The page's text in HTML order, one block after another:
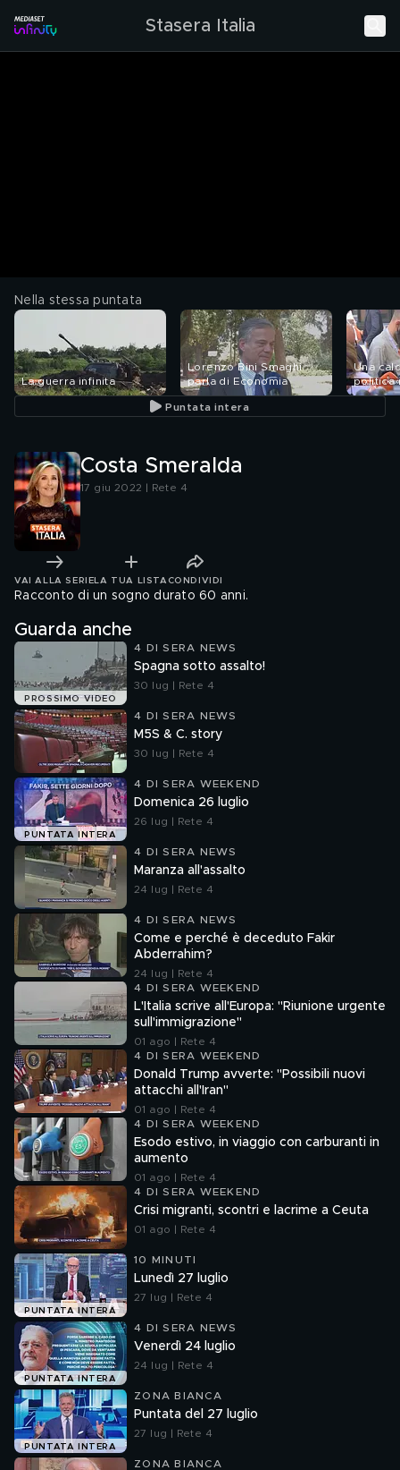
Stasera Italia
Nella stessa puntata
La guerra infinita
Lorenzo Bini Smaghi
parla di Economia
Una
politica
Puntata intera
Costa Smeralda
17 giu 2022 | Rete 4
VAI ALLA SERIE LA TUA LISTA CONDIVIDI
Racconto di un sogno durato 60 anni.
Guarda anche
PROSSIMO VIDEO
4 DI SERA NEWS
Spagna sotto assalto!
30 lug | Rete 4
4 DI SERA NEWS
M5S & C. story
30 lug | Rete 4
PUNTATA INTERA
4 DI SERA WEEKEND
Domenica 26 luglio
26 lug | Rete 4
4 DI SERA NEWS
Maranza all'assalto
24 lug | Rete 4
4 DI SERA NEWS
Come e perché è deceduto Fakir
Abderrahim?
24 lug | Rete 4
4 DI SERA WEEKEND
L'Italia scrive all'Europa: "Riunione urgente
sull'immigrazione"
01 ago | Rete 4
4 DI SERA WEEKEND
Donald Trump avverte: "Possibili nuovi
attacchi all'Iran"
01 ago | Rete 4
4 DI SERA WEEKEND
Esodo estivo, in viaggio con carburanti in
aumento
01 ago | Rete 4
4 DI SERA WEEKEND
Crisi migranti, scontri e lacrime a Ceuta
01 ago | Rete 4
PUNTATA INTERA
10 MINUTI
Lunedì 27 luglio
27 lug | Rete 4
PUNTATA INTERA
4 DI SERA NEWS
Venerdì 24 luglio
24 lug | Rete 4
PUNTATA INTERA
ZONA BIANCA
Puntata del 27 luglio
27 lug | Rete 4
ZONA BIANCA